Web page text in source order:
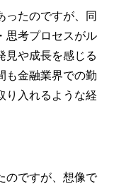
ったのですが、同
思考プロセスがル
見や成長を感じる
も金融業界での勤
り入れるような経
のですが、想像で